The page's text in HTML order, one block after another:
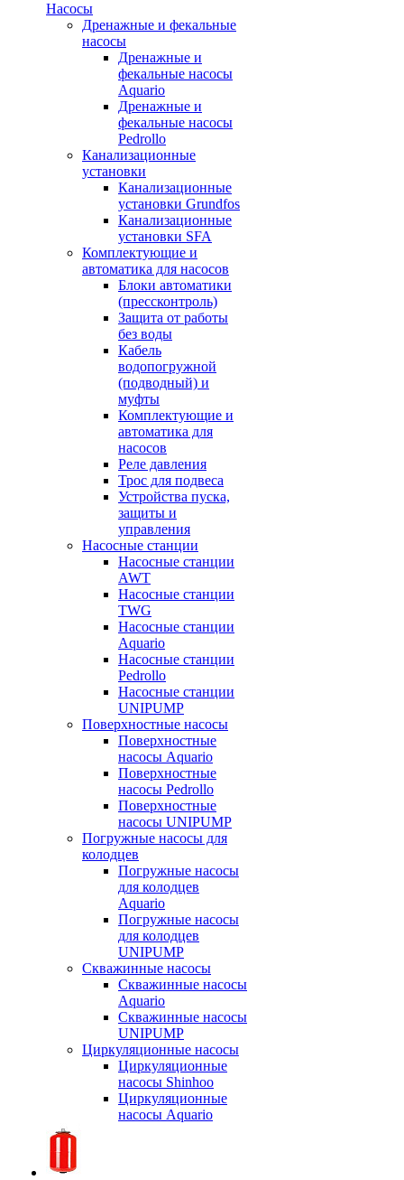
Насосы
Дренажные и фекальные
насосы
Дренажные и
фекальные насосы
Aquario
Дренажные и
фекальные насосы
Pedrollo
Канализационные
установки
Канализационные
установки Grundfos
Канализационные
установки SFA
Комплектующие и
автоматика для насосов
Блоки автоматики
(прессконтроль)
Защита от работы
без воды
Кабель
водопогружной
(подводный) и
муфты
Комплектующие и
автоматика для
насосов
Реле давления
Трос для подвеса
Устройства пуска,
защиты и
управления
Насосные станции
Насосные станции
AWT
Насосные станции
TWG
Насосные станции
Aquario
Насосные станции
Pedrollo
Насосные станции
UNIPUMP
Поверхностные насосы
Поверхностные
насосы Aquario
Поверхностные
насосы Pedrollo
Поверхностные
насосы UNIPUMP
Погружные насосы для
колодцев
Погружные насосы
для колодцев
Aquario
Погружные насосы
для колодцев
UNIPUMP
Скважинные насосы
Скважинные насосы
Aquario
Скважинные насосы
UNIPUMP
Циркуляционные насосы
Циркуляционные
насосы Shinhoo
Циркуляционные
насосы Aquario